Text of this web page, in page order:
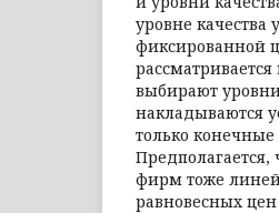
уровне качества
фиксированной
выбирают уровни
накладываются
только
фирм тоже
равновесных